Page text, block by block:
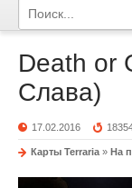
Death or
Слава)
17.02.2016
Карты Terraria » На